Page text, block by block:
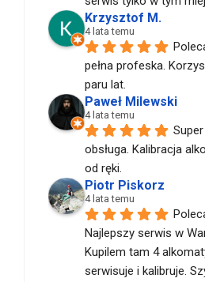
Krzysztof M.
4 lata temu
pełna profeska.
paru lat.
Paweł Milewski
4 lata temu
obsługa. Kalibracja
od ręki.
Piotr Piskorz
4 lata temu
Najlepszy serwis w
Kupilem tam 4
serwisuje i kalibruje.